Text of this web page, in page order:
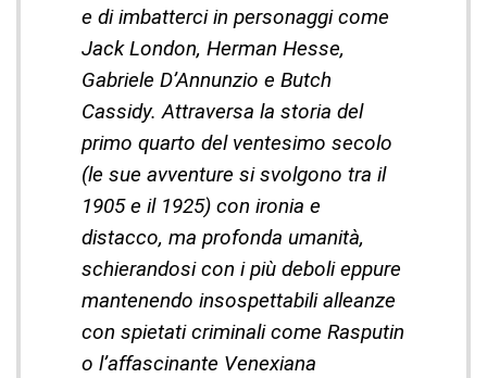
e di imbatterci in personaggi come
Jack London, Herman Hesse,
Gabriele D’Annunzio e Butch
Cassidy. Attraversa la storia del
primo quarto del ventesimo secolo
(le sue avventure si svolgono tra il
1905 e il 1925) con ironia e
distacco, ma profonda umanità,
schierandosi con i più deboli eppure
mantenendo insospettabili alleanze
con spietati criminali come Rasputin
o l’affascinante Venexiana